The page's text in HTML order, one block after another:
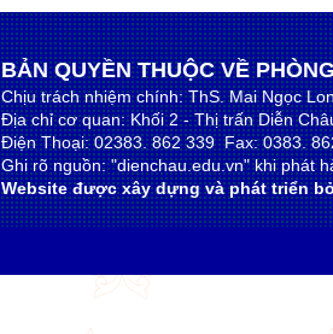
BẢN QUYỀN THUỘC VỀ
Chịu trách nhiệm chính: ThS. Mai Ngọc
Địa chỉ cơ quan: Khối 2 - Thị trấn Diễn
Điện Thoại: 02383. 862 339 Fax: 0383.
Ghi rõ nguồn: "dienchau.edu.vn" khi phát
Website được xây dựng và phát triển